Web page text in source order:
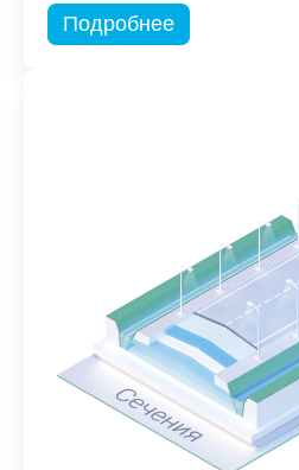
Подробнее